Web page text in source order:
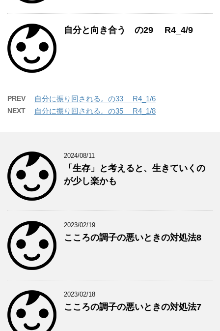
自分と向き合う の29 R4_4/9
PREV 自分に振り回される。の33 R4_1/6
NEXT 自分に振り回される。の35 R4_1/8
2024/08/11
「生存」と考えると、生きていくの
が少し楽かも
2023/02/19
こころの調子の悪いときの対処法8
2023/02/18
こころの調子の悪いときの対処法7